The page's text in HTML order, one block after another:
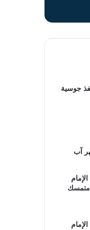
عبر منفذ جوسية
آب
متمسك